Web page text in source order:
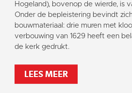
Algemeen
Historie
Omgeving
Activiteiten
Steun ons
Contact
Hogeland), bovenop de wierde, is
Onder de bepleistering bevindt
bouwmateriaal: drie muren met
verbouwing van 1629 heeft een
de kerk gedrukt.
LEES MEER